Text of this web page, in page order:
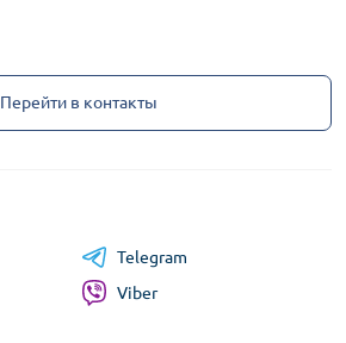
Перейти в контакты
Telegram
Viber